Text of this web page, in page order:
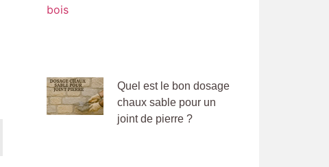
Quel est le bon dosage
chaux sable pour un
joint de pierre ?